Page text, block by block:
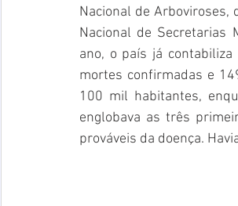
Nacional de Arboviroses,
Nacional de Secretarias
ano, o país já contabiliza
mortes confirmadas e
100 mil habitantes,
englobava as três
prováveis da doença.